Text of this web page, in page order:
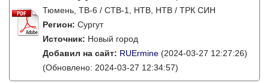
Тюмень, ТВ-6 / СТВ-1, НТВ, НТВ / ТРК СИН
Регион: Сургут
Источник: Новый город
Добавил на сайт: RUErmine (2024-03-27 12:27:26)
(Обновлено: 2024-03-27 12:34:57)